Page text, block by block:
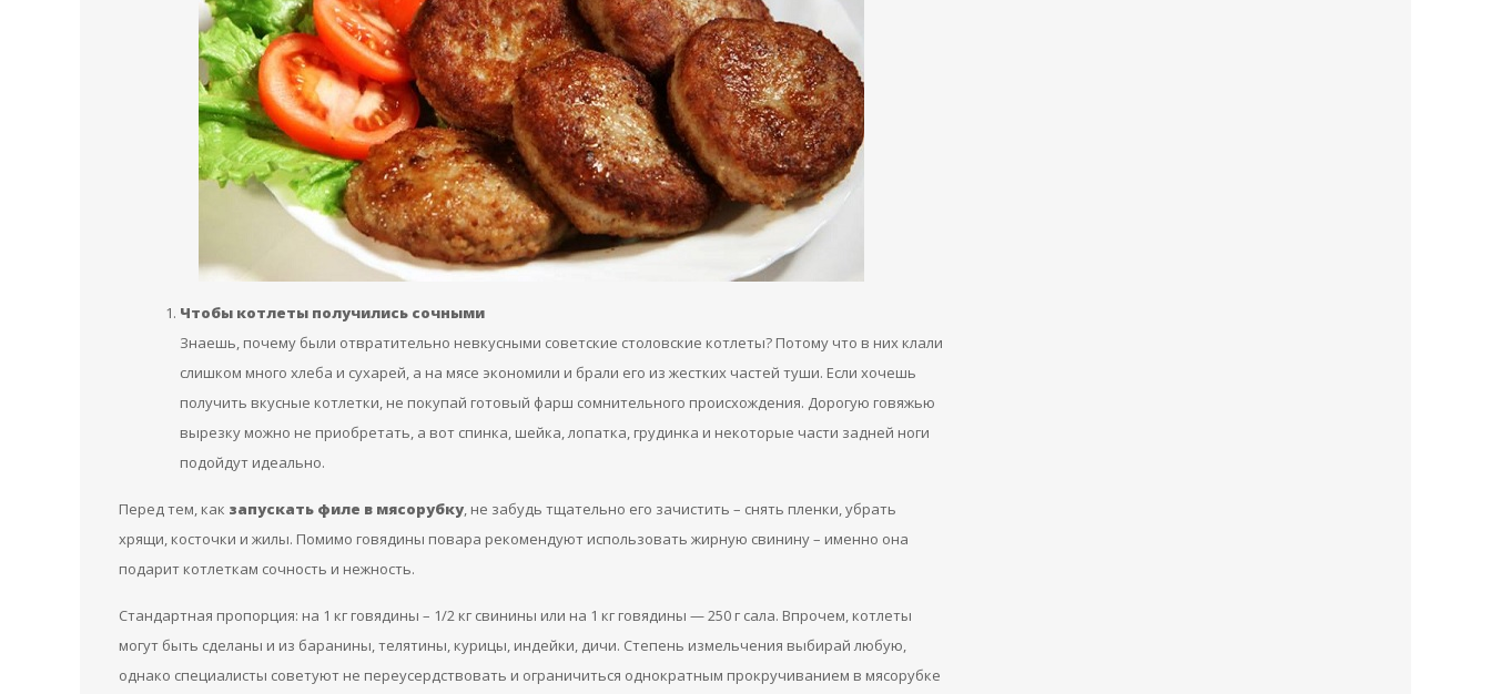
Чтобы котлеты получились сочными
Знаешь, почему были отвратительно невкусными советские столовские котлеты? Потому что в них клали
слишком много хлеба и сухарей, а на мясе экономили и брали его из жестких частей туши. Если хочешь
получить вкусные котлетки, не покупай готовый фарш сомнительного происхождения. Дорогую говяжью
вырезку можно не приобретать, а вот спинка, шейка, лопатка, грудинка и некоторые части задней ноги
подойдут идеально.
Перед тем, как запускать филе в мясорубку, не забудь тщательно его зачистить – снять пленки, убрать
хрящи, косточки и жилы. Помимо говядины повара рекомендуют использовать жирную свинину – именно она
подарит котлеткам сочность и нежность.
Стандартная пропорция: на 1 кг говядины – 1/2 кг свинины или на 1 кг говядины — 250 г сала. Впрочем, котлеты
могут быть сделаны и из баранины, телятины, курицы, индейки, дичи. Степень измельчения выбирай любую,
однако специалисты советуют не переусердствовать и ограничиться однократным прокручиванием в мясорубке